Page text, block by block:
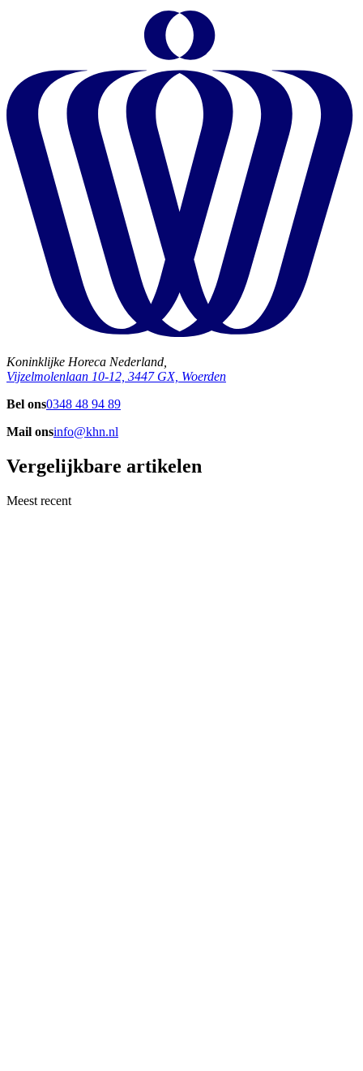
Koninklijke Horeca Nederland,
Vijzelmolenlaan 10-12, 3447 GX, Woerden
Bel ons0348 48 94 89
Mail onsinfo@khn.nl
Vergelijkbare artikelen
Meest recent